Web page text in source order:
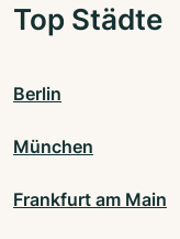
Top Städte
Berlin
München
Frankfurt am Main